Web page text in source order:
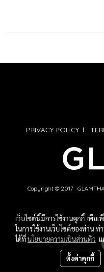
PRIVACY POLICYl
Copyright © 2017
เว็บไซต์นี้มีการใช้งานคุกกี้ เพื่
ในการใช้งานเว็บไซต์ของท่าน
ได้ที่นโยบายความเป็นส่วนตัว
ตั้งค่าคุกกี้